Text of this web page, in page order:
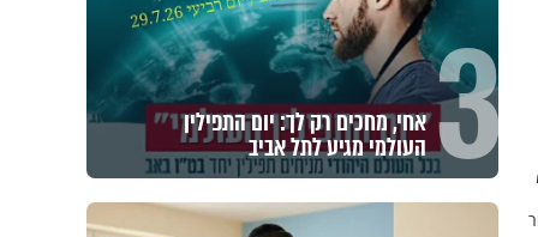
3 אחי, מחכים רק לך: יום התפילין
העולמי מגיע לתל אביב